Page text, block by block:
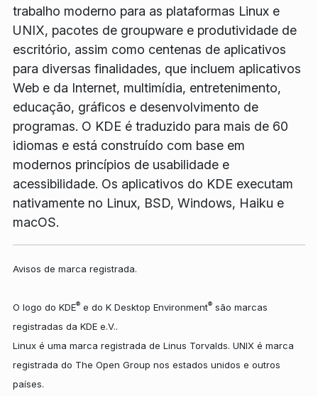
trabalho moderno para as plataformas Linux e
UNIX, pacotes de groupware e produtividade de
escritório, assim como centenas de aplicativos
para diversas finalidades, que incluem aplicativos
Web e da Internet, multimídia, entretenimento,
educação, gráficos e desenvolvimento de
programas. O KDE é traduzido para mais de 60
idiomas e está construído com base em
modernos princípios de usabilidade e
acessibilidade. Os aplicativos do KDE executam
nativamente no Linux, BSD, Windows, Haiku e
macOS.
Avisos de marca registrada.
O logo do KDE® e do K Desktop Environment® são marcas
registradas da KDE e.V..
Linux é uma marca registrada de Linus Torvalds. UNIX é marca
registrada do The Open Group nos estados unidos e outros
países.